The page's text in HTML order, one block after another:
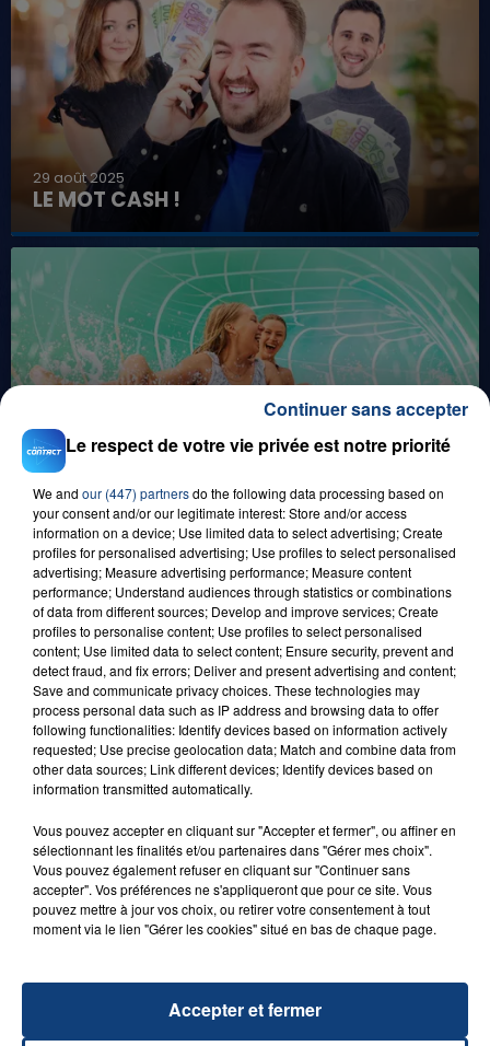
29 août 2025
LE MOT CASH !
1er août 2026
GAGNEZ VOS ENTRÉES POUR TOUTE LA
FAMILLE À PLOPSAQUA !
21 juillet 2026
GAGNEZ VOS ENTRÉES EN FAMILLE À
DENNLYS PARC !
LES LIVES
Le respect de votre vie privée est notre priorité
We and our (447) partnersdo the following data processing based on
your consent and/or our legitimate interest: Store and/or access
information on a device; Use limited data to select advertising; Create
profiles for personalised advertising; Use profiles to select personalised
advertising; Measure advertising performance; Measure content
performance; Understand audiences through statistics or combinations
of data from different sources; Develop and improve services; Create
profiles to personalise content; Use profiles to select personalised
content; Use limited data to select content; Ensure security, prevent and
detect fraud, and fix errors; Deliver and present advertising and content;
Save and communicate privacy choices. These technologies may
process personal data such as IP address and browsing data to offer
following functionalities: Identify devices based on information actively
requested; Use precise geolocation data; Match and combine data from
other data sources; Link different devices; Identify devices based on
information transmitted automatically.
Vous pouvez accepter en cliquant sur "Accepter et fermer", ou affiner en
sélectionnant les finalités et/ou partenaires dans "Gérer mes choix".
Vous pouvez également refuser en cliquant sur "Continuer sans
accepter". Vos préférences ne s'appliqueront que pour ce site. Vous
pouvez mettre à jour vos choix, ou retirer votre consentement à tout
moment via le lien "Gérer les cookies" situé en bas de chaque page.
Accepter et fermer
Continuer sans accepter